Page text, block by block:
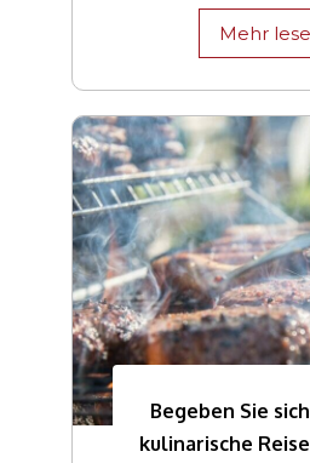
Mehr
Begeben Sie
kulinarische